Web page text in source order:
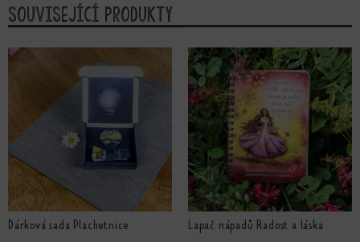
Související produkty
Dárková sada Plachetnice Lapač nápadů Radost a láska